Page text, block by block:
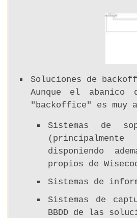
Soluciones de
Aunque el abanico
"backoffice" es muy
Sistemas de
disponiendo
propios de
Sistemas de
Sistemas de
BBDD de las